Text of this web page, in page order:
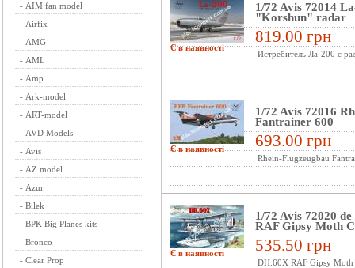
- AIM fan model
- Airfix
- AMG
- AML
- Amp
- Ark-model
- ART-model
- AVD Models
- Avis
- AZ model
- Azur
- Bilek
- BPK Big Planes kits
- Bronco
- Clear Prop
Є в наявності
1/72 Avis 72014
"Korshun" radar
819.00 грн
Истребитель Ла-200 с
Є в наявності
1/72 Avis 72016
Fantrainer 600
693.00 грн
Rhein-Flugzeugbau
Є в наявності
1/72 Avis 72020
RAF Gipsy Moth
535.50 грн
DH.60X RAF Gipsy Moth